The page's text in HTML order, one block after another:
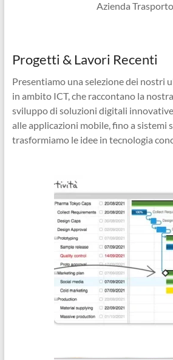
Azienda Trasporto
Progetti & Lavori Recenti
Presentiamo una selezione dei nostri
in ambito ICT, che raccontano la
sviluppo di soluzioni digitali
alle applicazioni mobile, fino a sistemi
trasformiamo le idee in tecnologia